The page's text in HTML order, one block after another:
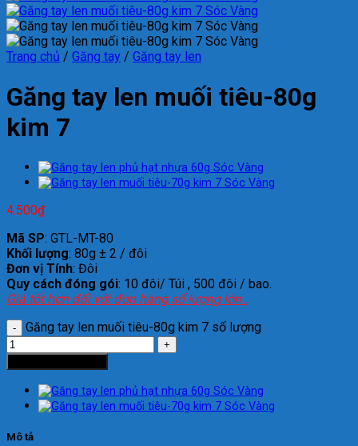
Trang chủ / Găng tay / Găng tay len
Găng tay len muối tiêu-80g
kim 7
4.500₫
Mã SP: GTL-MT-80
Khối lượng: 80g ± 2 / đôi
Đơn vị Tính: Đôi
Quy cách đóng gói: 10 đôi/ Túi , 500 đôi / bao.
Giá tốt hơn đối với đơn hàng số lượng lớn .
Găng tay len muối tiêu-80g kim 7 số lượng
Mô tả